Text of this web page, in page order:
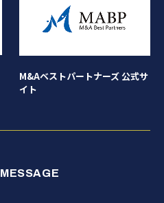
M&Aベストパートナーズ 公式サ
イト
MESSAGE